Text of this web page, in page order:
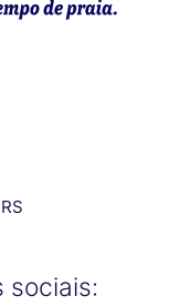
sociais: